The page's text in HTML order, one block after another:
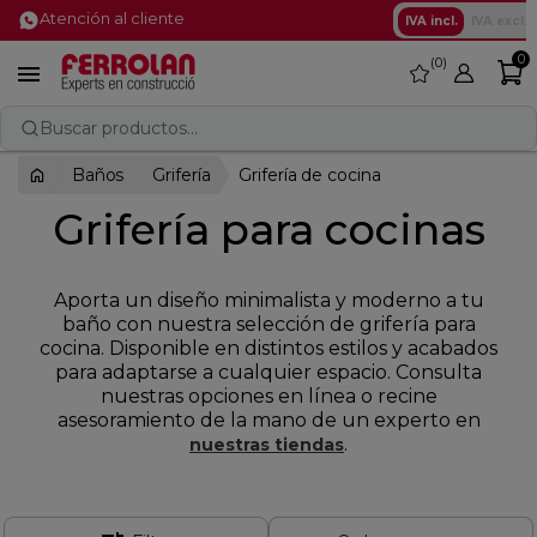
Atención al cliente IVA incl.
 favorite
0 0
Buscar productos...
Baños Grifería Grifería de cocina
Grifería para cocinas
Aporta un diseño minimalista y moderno a tu
baño con nuestra selección de grifería para
cocina. Disponible en distintos estilos y acabados
para adaptarse a cualquier espacio. Consulta
nuestras opciones en línea o recine
asesoramiento de la mano de un experto en
nuestras tiendas.